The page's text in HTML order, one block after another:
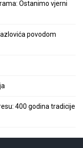
Ostanimo vjerni
povodom
400 godina tradicije